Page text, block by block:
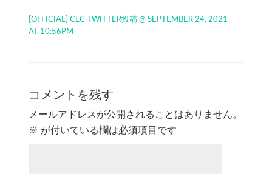
[OFFICIAL] CLC TWITTER投稿 @ SEPTEMBER 24, 2021
AT 10:56PM
コメントを残す
メールアドレスが公開されることはありません。
※ が付いている欄は必須項目です